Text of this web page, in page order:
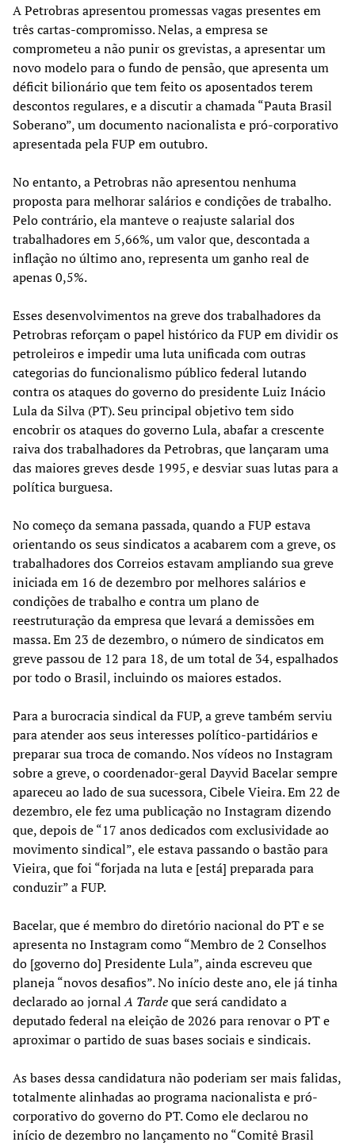
A Petrobras apresentou promessas vagas presentes em
três cartas-compromisso. Nelas, a empresa se
comprometeu a não punir os grevistas, a apresentar um
novo modelo para o fundo de pensão, que apresenta um
déficit bilionário que tem feito os aposentados terem
descontos regulares, e a discutir a chamada “Pauta Brasil
Soberano”, um documento nacionalista e pró-corporativo
apresentada pela FUP em outubro.
No entanto, a Petrobras não apresentou nenhuma
proposta para melhorar salários e condições de trabalho.
Pelo contrário, ela manteve o reajuste salarial dos
trabalhadores em 5,66%, um valor que, descontada a
inflação no último ano, representa um ganho real de
apenas 0,5%.
Esses desenvolvimentos na greve dos trabalhadores da
Petrobras reforçam o papel histórico da FUP em dividir os
petroleiros e impedir uma luta unificada com outras
categorias do funcionalismo público federal lutando
contra os ataques do governo do presidente Luiz Inácio
Lula da Silva (PT). Seu principal objetivo tem sido
encobrir os ataques do governo Lula, abafar a crescente
raiva dos trabalhadores da Petrobras, que lançaram uma
das maiores greves desde 1995, e desviar suas lutas para a
política burguesa.
No começo da semana passada, quando a FUP estava
orientando os seus sindicatos a acabarem com a greve, os
trabalhadores dos Correios estavam ampliando sua greve
iniciada em 16 de dezembro por melhores salários e
condições de trabalho e contra um plano de
reestruturação da empresa que levará a demissões em
massa. Em 23 de dezembro, o número de sindicatos em
greve passou de 12 para 18, de um total de 34, espalhados
por todo o Brasil, incluindo os maiores estados.
Para a burocracia sindical da FUP, a greve também serviu
para atender aos seus interesses político-partidários e
preparar sua troca de comando. Nos vídeos no Instagram
sobre a greve, o coordenador-geral Dayvid Bacelar sempre
apareceu ao lado de sua sucessora, Cibele Vieira. Em 22 de
dezembro, ele fez uma publicação no Instagram dizendo
que, depois de “17 anos dedicados com exclusividade ao
movimento sindical”, ele estava passando o bastão para
Vieira, que foi “forjada na luta e [está] preparada para
conduzir” a FUP.
Bacelar, que é membro do diretório nacional do PT e se
apresenta no Instagram como “Membro de 2 Conselhos
do [governo do] Presidente Lula”, ainda escreveu que
planeja “novos desafios”. No início deste ano, ele já tinha
declarado ao jornalA Tardeque será candidato a
deputado federal na eleição de 2026 para renovar o PT e
aproximar o partido de suas bases sociais e sindicais.
As bases dessa candidatura não poderiam ser mais falidas,
totalmente alinhadas ao programa nacionalista e pró-
corporativo do governo do PT. Como ele declarou no
início de dezembro no lançamento no “Comitê Brasil